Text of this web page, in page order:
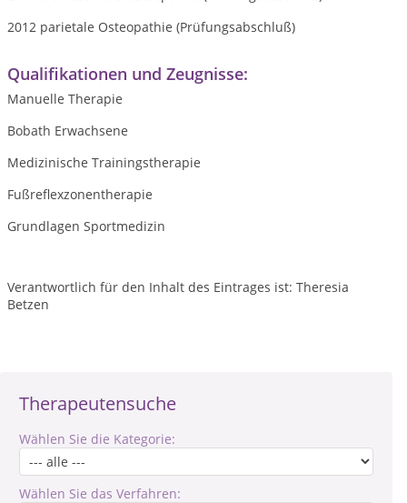
Therapeutensuche
Wählen Sie die Kategorie:
Wählen Sie das Verfahren:
2012 parietale Osteopathie (Prüfungsabschluß)
Qualifikationen und Zeugnisse:
Manuelle Therapie
Bobath Erwachsene
Medizinische Trainingstherapie
Fußreflexzonentherapie
Grundlagen Sportmedizin
Verantwortlich für den Inhalt des Eintrages ist: Theresia
Betzen